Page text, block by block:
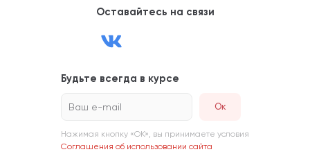
Оставайтесь на связи
Будьте всегда в курсе
Ваш e-mail
Нажимая кнопку «ОК», вы принимаете условия
Соглашения об использовании сайта